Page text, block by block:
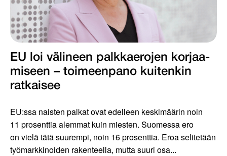
EU loi välineen palkkaerojen korjaa­
miseen – toimeenpano kuiten­kin
ratkaisee
EU:ssa naisten palkat ovat edelleen keskimäärin noin
11 prosenttia alemmat kuin miesten. Suomessa ero
on vielä tätä suurempi, noin 16 prosenttia. Eroa selitetään
työmarkkinoiden rakenteella, mutta suuri osa...